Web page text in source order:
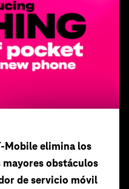
elimina los
mayores obstáculos
de servicio móvil